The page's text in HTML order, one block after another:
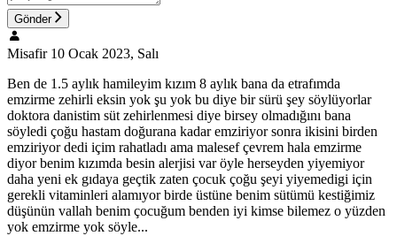
Gönder
Misafir 10 Ocak 2023, Salı
Ben de 1.5 aylık hamileyim kızım 8 aylık bana da etrafımda
emzirme zehirli eksin yok şu yok bu diye bir sürü şey söylüyorlar
doktora danistim süt zehirlenmesi diye birsey olmadığını bana
söyledi çoğu hastam doğurana kadar emziriyor sonra ikisini birden
emziriyor dedi içim rahatladı ama malesef çevrem hala emzirme
diyor benim kızımda besin alerjisi var öyle herseyden yiyemiyor
daha yeni ek gıdaya geçtik zaten çocuk çoğu şeyi yiyemedigi için
gerekli vitaminleri alamıyor birde üstüne benim sütümü kestiğimiz
düşünün vallah benim çocuğum benden iyi kimse bilemez o yüzden
yok emzirme yok söyle...